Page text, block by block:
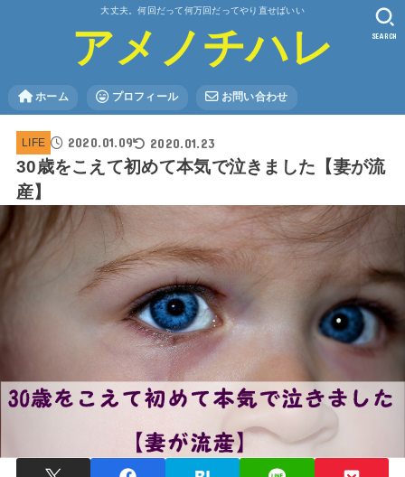
大丈夫。何回だって何万回だってやり直せばいい
アメノチハレ
ホーム プロフィール お問い合わせ
SEARCH
LIFE 2020.01.09 2020.01.23
30歳をこえて初めて本気で泣きました【妻が流
産】